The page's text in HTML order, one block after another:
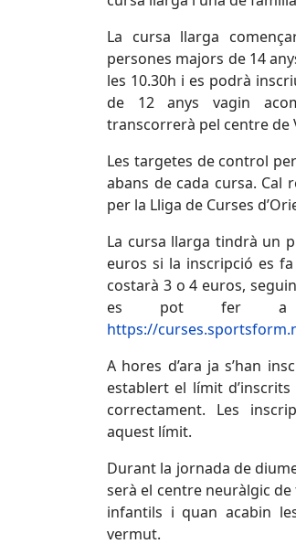
La cursa llarga
persones majors de 14
les 10.30h i es podrà
de 12 anys vagin
transcorrerà pel centre de
Les targetes de control
abans de cada cursa. Cal
per la Lliga de Curses
La cursa llarga tindrà un
euros si la inscripció es
costarà 3 o 4 euros,
es pot fer a
https://
A hores d’ara ja s’han
establert el límit
correctament. Les
aquest límit.
Durant la jornada de
serà el centre neuràlgic de
infantils i quan acabin
vermut.